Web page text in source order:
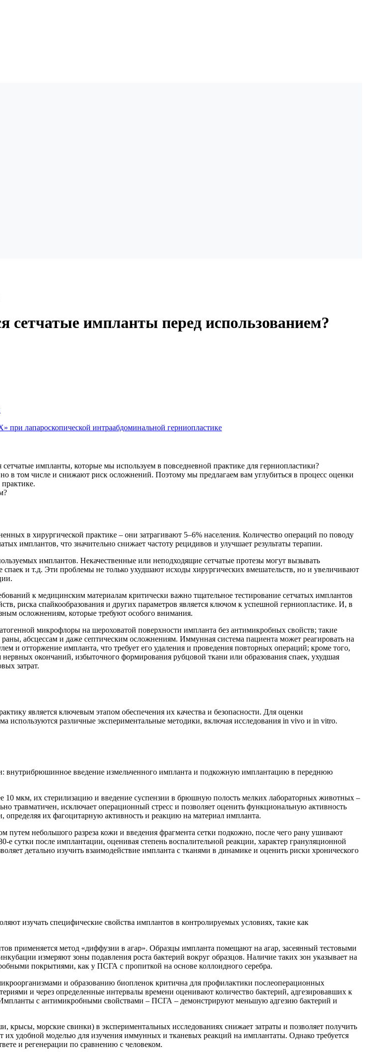
сетчатые импланты перед использованием?
лапароскопической интраабдоминальной герниопластике
импланты, которые мы используем в повседневной практике для герниопластики?
в том числе и снижают риск осложнений. Поэтому мы предлагаем вам углубиться в процесс оценки
в хирургической практике – они затрагивают 5–6% населения. Количество операций по поводу
имплантов, что значительно снижает частоту рецидивов и улучшает результаты терапии.
имплантов. Некачественные или неподходящие сетчатые протезы могут вызывать
и т.д. Эти проблемы не только ухудшают исходы хирургических вмешательств, но и увеличивают
к медицинским материалам критически важно тщательное тестирование сетчатых имплантов
риска спайкообразования и других параметров является ключом к успешной герниопластике. И, в
осложнениям, которые требуют особого внимания.
микрофлоры на шероховатой поверхности импланта без антимикробных свойств; такие
абсцессам и даже септическим осложнениям. Иммунная система пациента может реагировать на
и отторжение импланта, что требует его удаления и проведения повторных операций; кроме того,
окончаний, избыточного формирования рубцовой ткани или образования спаек, ухудшая
затрат.
является ключевым этапом обеспечения их качества и безопасности. Для оценки
используются различные экспериментальные методики, включая исследования in vivo и in vitro.
внутрибрюшинное введение измельченного импланта и подкожную имплантацию в переднюю
мкм, их стерилизацию и введение суспензии в брюшную полость мелких лабораторных животных –
исключает операционный стресс и позволяет оценить функциональную активность
их фагоцитарную активность и реакцию на материал импланта.
небольшого разреза кожи и введения фрагмента сетки подкожно, после чего рану ушивают
сутки после имплантации, оценивая степень воспалительной реакции, характер грануляционной
детально изучить взаимодействие импланта с тканями в динамике и оценить риски хронического
изучать специфические свойства имплантов в контролируемых условиях, такие как
применяется метод «диффузии в агар». Образцы импланта помещают на агар, засеянный тестовыми
измеряют зоны подавления роста бактерий вокруг образцов. Наличие таких зон указывает на
покрытиями, как у ПСГА с пропиткой на основе коллоидного серебра.
и образованию биопленок критична для профилактики послеоперационных
и через определенные интервалы времени оценивают количество бактерий, адгезировавших к
с антимикробными свойствами – ПСГА – демонстрируют меньшую адгезию бактерий и
морские свинки) в экспериментальных исследованиях снижает затраты и позволяет получить
их удобной моделью для изучения иммунных и тканевых реакций на имплантаты. Однако требуется
и регенерации по сравнению с человеком.